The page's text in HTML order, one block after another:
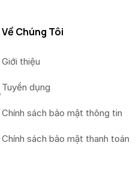
Về Chúng Tôi
Giới thiệu
Tuyển dụng
Chính sách bảo mật thông tin
Chính sách bảo mật thanh toán